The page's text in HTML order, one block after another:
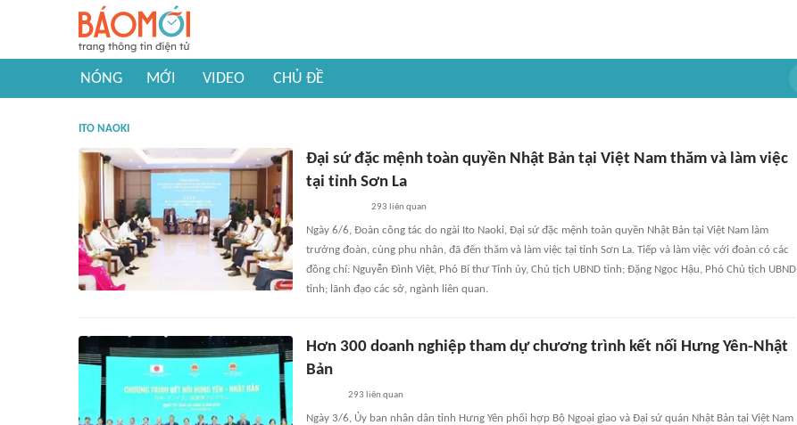
NÓNG MỚI VIDEO CHỦ ĐỀ
ITO NAOKI
Đại sứ đặc mệnh toàn quyền Nhật Bản tại Việt Nam thăm và làm việc
tại tỉnh Sơn La
293 liên quan
Ngày 6/6, Đoàn công tác do ngài Ito Naoki, Đại sứ đặc mệnh toàn quyền Nhật Bản tại Việt Nam làm
trưởng đoàn, cùng phu nhân, đã đến thăm và làm việc tại tỉnh Sơn La. Tiếp và làm việc với đoàn có các
đồng chí: Nguyễn Đình Việt, Phó Bí thư Tỉnh ủy, Chủ tịch UBND tỉnh; Đặng Ngọc Hậu, Phó Chủ tịch UBND
tỉnh; lãnh đạo các sở, ngành liên quan.
Hơn 300 doanh nghiệp tham dự chương trình kết nối Hưng Yên-Nhật
Bản
293 liên quan
Ngày 3/6, Ủy ban nhân dân tỉnh Hưng Yên phối hợp Bộ Ngoại giao và Đại sứ quán Nhật Bản tại Việt Nam